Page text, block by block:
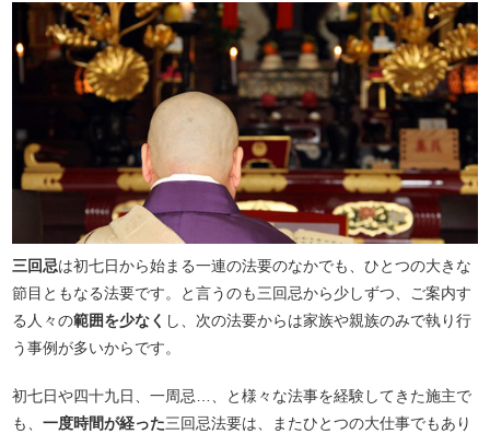
三回忌は初七日から始まる一連の法要のなかでも、ひとつの大きな
節目ともなる法要です。と言うのも三回忌から少しずつ、ご案内す
る人々の範囲を少なく し、次の法要からは家族や親族のみで執り行
う事例が多いからです。
初七日や四十九日、一周忌…、と様々な法事を経験してきた施主で
も、一度時間が経った三回忌法要は、またひとつの大仕事でもあり